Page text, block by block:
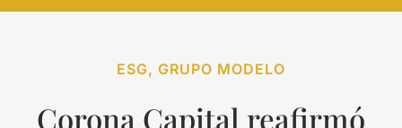
ESG, GRUPO MODELO
Corona Capital reafirmó